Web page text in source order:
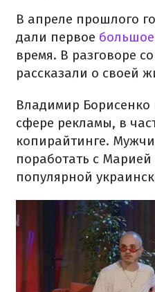
В апреле прошлого
дали первое
время. В разговоре
рассказали о своей
Владимир Борисенко
сфере рекламы, в
копирайтинге.
поработать с
популярной